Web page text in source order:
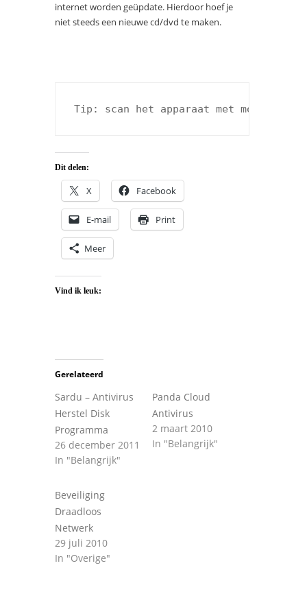
internet worden geüpdate. Hierdoor hoef je
niet steeds een nieuwe cd/dvd te maken.
Tip: scan het apparaat met
Dit delen:
X Facebook
E-mail Print
Meer
Vind ik leuk:
Gerelateerd
Sardu – Antivirus
Herstel Disk
Programma
26 december 2011
In "Belangrijk"
Panda Cloud
Antivirus
2 maart 2010
In "Belangrijk"
Beveiliging
Draadloos
Netwerk
29 juli 2010
In "Overige"